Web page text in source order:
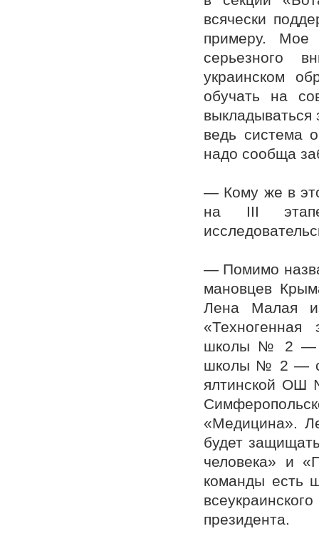
всячески
примеру. Мое
серьезного
украинском
обучать на
выкладываться
ведь система
надо сообща
— Кому же в
на III этапе
— Помимо
мановцев
Лена Малая
«Техногенная
школы № 2 —
школы № 2 —
ялтинской ОШ
«Медицина».
будет
человека» и
команды есть
президента.